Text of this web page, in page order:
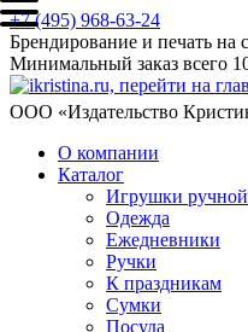
+7 (495) 968-63-24
Брендирование и печать на
Минимальный заказ всего
ООО «Издательство
О компании
Каталог
Игрушки
Одежда
Ежедневники
Ручки
К праздникам
Сумки
Посуда